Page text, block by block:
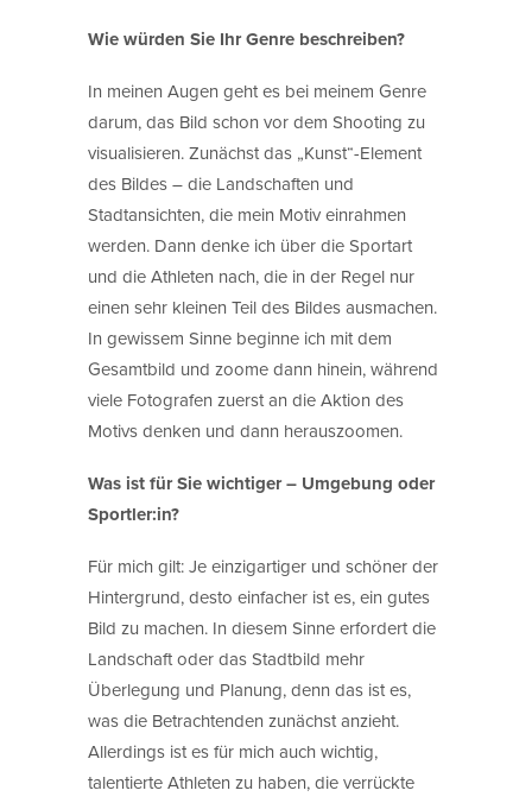
Wie würden Sie Ihr Genre beschreiben?
In meinen Augen geht es bei meinem Genre
darum, das Bild schon vor dem Shooting zu
visualisieren. Zunächst das „Kunst“-Element
des Bildes – die Landschaften und
Stadtansichten, die mein Motiv einrahmen
werden. Dann denke ich über die Sportart
und die Athleten nach, die in der Regel nur
einen sehr kleinen Teil des Bildes ausmachen.
In gewissem Sinne beginne ich mit dem
Gesamtbild und zoome dann hinein, während
viele Fotografen zuerst an die Aktion des
Motivs denken und dann herauszoomen.
Was ist für Sie wichtiger – Umgebung oder
Sportler:in?
Für mich gilt: Je einzigartiger und schöner der
Hintergrund, desto einfacher ist es, ein gutes
Bild zu machen. In diesem Sinne erfordert die
Landschaft oder das Stadtbild mehr
Überlegung und Planung, denn das ist es,
was die Betrachtenden zunächst anzieht.
Allerdings ist es für mich auch wichtig,
talentierte Athleten zu haben, die verrückte